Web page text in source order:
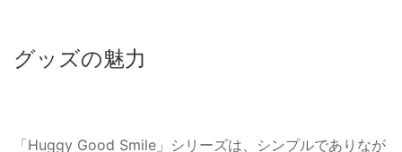
グッズの魅力
「Huggy Good Smile」シリーズは、シンプルでありなが